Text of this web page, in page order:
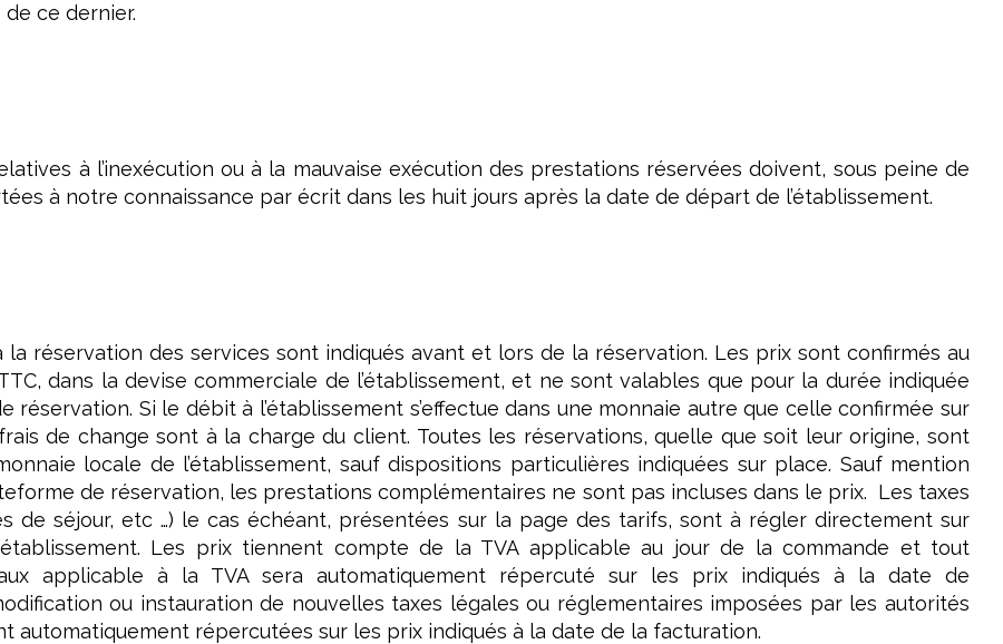
de ce dernier.
à l’inexécution ou à la mauvaise exécution des prestations réservées doivent, sous peine de
à notre connaissance par écrit dans les huit jours après la date de départ de l’établissement.
la réservation des services sont indiqués avant et lors de la réservation. Les prix sont confirmés au
dans la devise commerciale de l’établissement, et ne sont valables que pour la durée indiquée
réservation. Si le débit à l’établissement s’effectue dans une monnaie autre que celle confirmée sur
de change sont à la charge du client. Toutes les réservations, quelle que soit leur origine, sont
locale de l’établissement, sauf dispositions particulières indiquées sur place. Sauf mention
de réservation, les prestations complémentaires ne sont pas incluses dans le prix. Les taxes
de séjour, etc …) le cas échéant, présentées sur la page des tarifs, sont à régler directement sur
Les prix tiennent compte de la TVA applicable au jour de la commande et tout
applicable à la TVA sera automatiquement répercuté sur les prix indiqués à la date de
ou instauration de nouvelles taxes légales ou réglementaires imposées par les autorités
automatiquement répercutées sur les prix indiqués à la date de la facturation.